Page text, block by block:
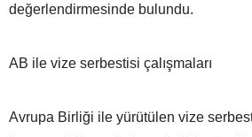
değerlendirmesinde bulundu.
AB ile vize serbestisi çalışmaları
Avrupa Birliği ile yürütülen vize